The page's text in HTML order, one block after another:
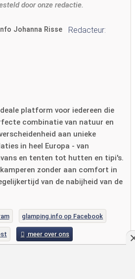
door onze redactie.
Redacteur:
platform voor iedereen die
combinatie van natuur en
aan unieke
in heel Europa - van
en tenten tot hutten en tipi's.
zonder aan comfort in
van de nabijheid van de
glamping.info op Facebook
meer over ons